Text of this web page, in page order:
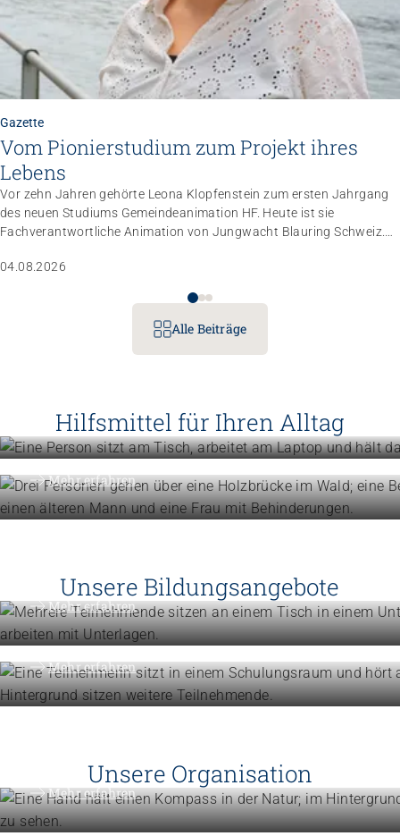
Gazette
Vom Pionierstudium zum Projekt ihres
Lebens
Vor zehn Jahren gehörte Leona Klopfenstein zum ersten Jahrgang
des neuen Studiums Gemeindeanimation HF. Heute ist sie
Fachverantwortliche Animation von Jungwacht Blauring Schweiz.
gemanagt hat, wartet nun ihr persönliches Grossprojekt.
04.08.2026
Alle Beiträge
Hilfsmittel für Ihren Alltag
Mehr erfahren
Menschen unterstützen
Know-how für die tägliche
Mehr erfahren
Unsere Bildungsangebote
Höhere Fachschulen
Mehr erfahren
Weiterbildung
Erweitern Sie Ihre Kompetenzen
Mehr erfahren
Unsere Organisation
Mehr erfahren
Engagement
Politik und Positionen